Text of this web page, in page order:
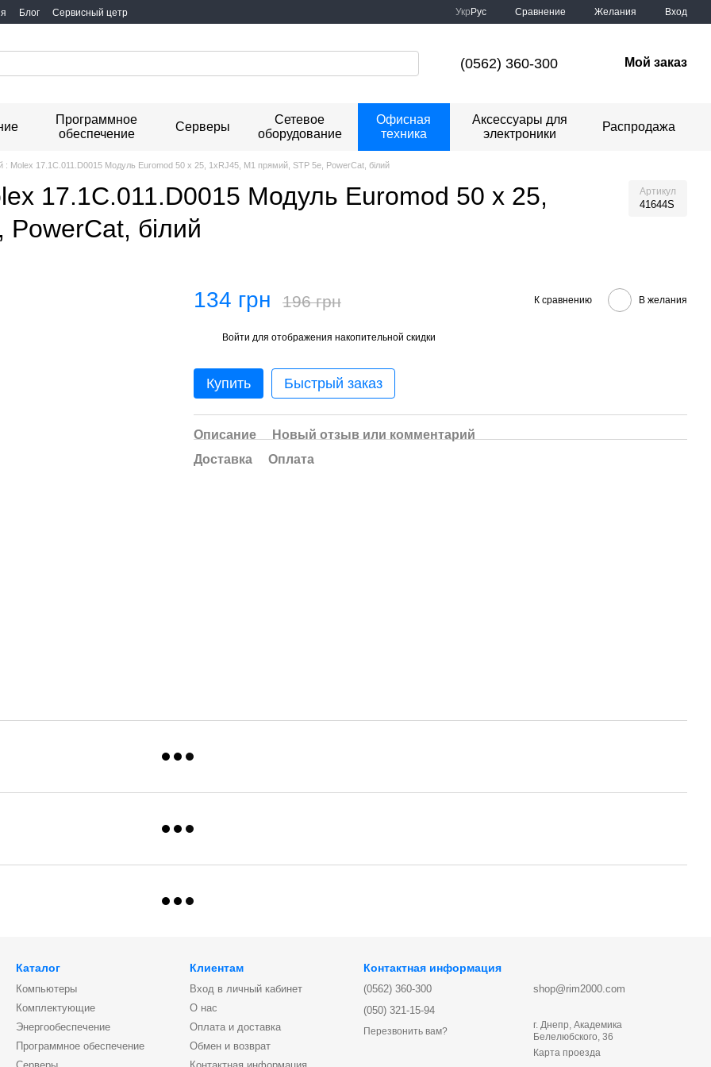
Блог Сервисный цетр Укр Рус Сравнение Желания Вход
(0562) 360-300 Мой заказ
Программное
обеспечение
Серверы
Сетевое
оборудование
Офисная
техника
Аксессуары для
электроники
Распродажа
: Molex 17.1C.011.D0015 Модуль Euromod 50 х 25, 1xRJ45, M1 прямий, STP 5е, PowerCat, бiлий
17.1C.011.D0015 Модуль Euromod 50 х 25,
PowerCat, бiлий
Артикул
41644S
134 грн 196 грн К сравнению В желания
Войти для отображения накопительной скидки
Купить Быстрый заказ
Описание
Новый отзыв или комментарий
Доставка
Оплата
Каталог
Компьютеры
Комплектующие
Энергообеспечение
Программное обеспечение
Клиентам
Вход в личный кабинет
О нас
Оплата и доставка
Обмен и возврат
Контактная информация
(0562) 360-300
(050) 321-15-94
Перезвонить вам?
shop@rim2000.com
г. Днепр, Академика
Белелюбского, 36
Карта проезда